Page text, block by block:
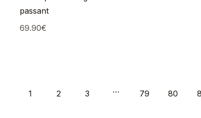
passant
69.90€
1 2 3 … 79 80